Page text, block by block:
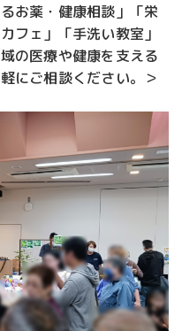
お薬・健康相談」「栄
フェ」「手洗い教室」
の医療や健康を支える
にご相談ください。＞